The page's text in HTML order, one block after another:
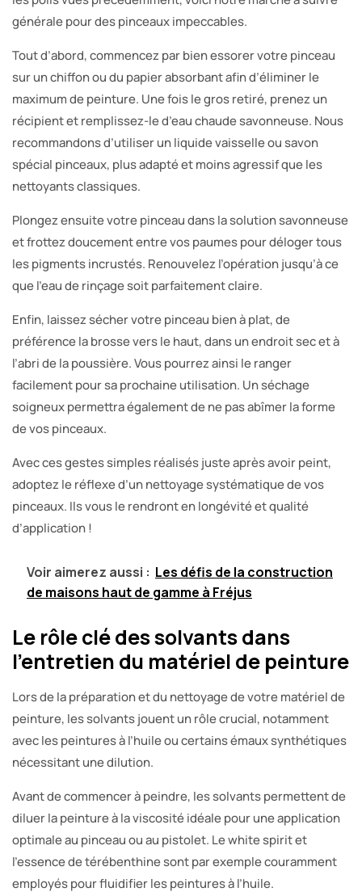
générale pour des pinceaux impeccables.
Tout d’abord, commencez par bien essorer votre pinceau
sur un chiffon ou du papier absorbant afin d’éliminer le
maximum de peinture. Une fois le gros retiré, prenez un
récipient et remplissez-le d’eau chaude savonneuse. Nous
recommandons d’utiliser un liquide vaisselle ou savon
spécial pinceaux, plus adapté et moins agressif que les
nettoyants classiques.
Plongez ensuite votre pinceau dans la solution savonneuse
et frottez doucement entre vos paumes pour déloger tous
les pigments incrustés. Renouvelez l’opération jusqu’à ce
que l’eau de rinçage soit parfaitement claire.
Enfin, laissez sécher votre pinceau bien à plat, de
préférence la brosse vers le haut, dans un endroit sec et à
l’abri de la poussière. Vous pourrez ainsi le ranger
facilement pour sa prochaine utilisation. Un séchage
soigneux permettra également de ne pas abîmer la forme
de vos pinceaux.
Avec ces gestes simples réalisés juste après avoir peint,
adoptez le réflexe d’un nettoyage systématique de vos
pinceaux. Ils vous le rendront en longévité et qualité
d’application !
Voir aimerez aussi : Les défis de la construction
de maisons haut de gamme à Fréjus
Le rôle clé des solvants dans
l’entretien du matériel de peinture
Lors de la préparation et du nettoyage de votre matériel de
peinture, les solvants jouent un rôle crucial, notamment
avec les peintures à l’huile ou certains émaux synthétiques
nécessitant une dilution.
Avant de commencer à peindre, les solvants permettent de
diluer la peinture à la viscosité idéale pour une application
optimale au pinceau ou au pistolet. Le white spirit et
l’essence de térébenthine sont par exemple couramment
employés pour fluidifier les peintures à l’huile.